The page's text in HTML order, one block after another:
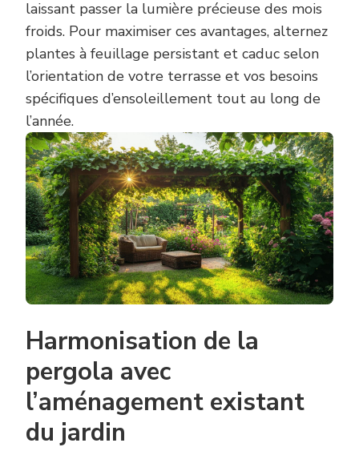
laissant passer la lumière précieuse des mois
froids. Pour maximiser ces avantages, alternez
plantes à feuillage persistant et caduc selon
l’orientation de votre terrasse et vos besoins
spécifiques d’ensoleillement tout au long de
l’année.
Harmonisation de la
pergola avec
l’aménagement existant
du jardin